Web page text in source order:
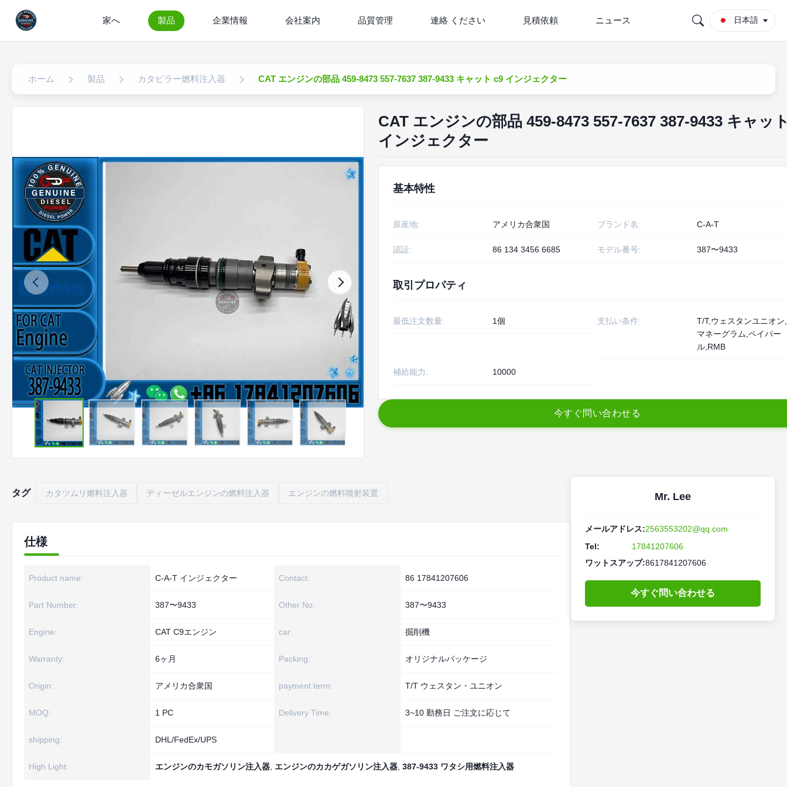
家へ 製品 企業情報 会社案内 品質管理 連絡 ください 見積依頼 ニュース 日本語
ホーム 製品 カタピラー燃料注入器 CAT エンジンの部品 459-8473 557-7637 387-9433 キャット c9 インジェクター
CAT エンジンの部品 459-8473 557-7637 387-9433 キャッ
インジェクター
基本特性
原産地: アメリカ合衆国 ブランド名: C-A-T
認証: 86 134 3456 6685 モデル番号: 387〜9433
取引プロパティ
最低注文数量: 1個 支払い条件:
T/T,ウェスタンユニオン,
マネーグラム,ペイパー
ル,RMB
補給能力: 10000
今す ぐ問 い合わせる
タグ カタツムリ燃料注入器 ディーゼルエンジンの燃料注入器 エンジンの燃料噴射装置
仕様
Product name: C-A-T インジェクター Contact: 86 17841207606
Part Number: 387〜9433 Other No: 387〜9433
Engine: CAT C9エンジン car: 掘削機
Warranty: 6ヶ月 Packing: オリジナルパッケージ
Origin: アメリカ合衆国 payment term: T/T ウェスタン・ユニオン
MOQ: 1 PC Delivery Time: 3~10 勤務日 ご注文に応じて
shipping: DHL/FedEx/UPS
High Light: エンジンのカモガソリン注入器 エンジンのカカゲガソリン注入器 387-9433 ワタシ用燃料注入器
Mr. Lee
メールアドレス:2563553202@qq.com
Tel:
17841207606
ワットスアップ:8617841207606
今すぐ問い合わせる